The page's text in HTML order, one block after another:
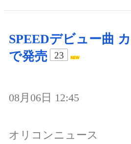
SPEEDデビュー曲
で発売
23
08月06日 12:45
オリコンニュース